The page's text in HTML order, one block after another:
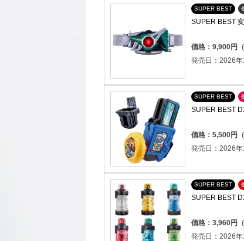
SUPER BEST
SUPER BEST
価格：9,900円（
発売日：2026年
SUPER BEST
SUPER BEST
価格：5,500円（
発売日：2026年
SUPER BEST
SUPER BEST
価格：3,960円（
発売日：2026年